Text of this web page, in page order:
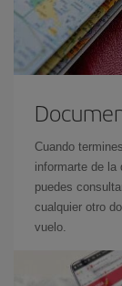
Cuando
informarte de la
puedes
cualquier otro
vuelo.